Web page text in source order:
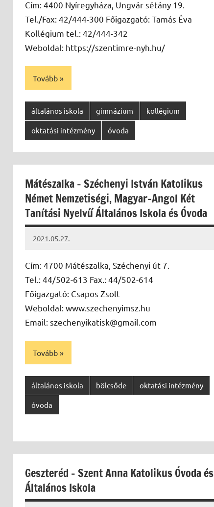
Cím: 4400 Nyíregyháza, Ungvár sétány 19.
Tel./Fax: 42/444-300 Főigazgató: Tamás Éva
Kollégium tel.: 42/444-342
Weboldal: https://szentimre-nyh.hu/
Tovább
általános iskola gimnázium kollégium
oktatási intézmény óvoda
Mátészalka – Széchenyi István Katolikus
Német Nemzetiségi, Magyar-Angol Két
Tanítási Nyelvű Általános Iskola és Óvoda
2021.05.27.
Papp
Cím: 4700 Mátészalka, Széchenyi út 7.
Tel.: 44/502-613 Fax.: 44/502-614
Főigazgató: Csapos Zsolt
Weboldal: www.szechenyimsz.hu
Email: szechenyikatisk@gmail.com
Tovább
általános iskola bölcsőde oktatási intézmény
óvoda
Geszteréd – Szent Anna Katolikus Óvoda és
Általános Iskola